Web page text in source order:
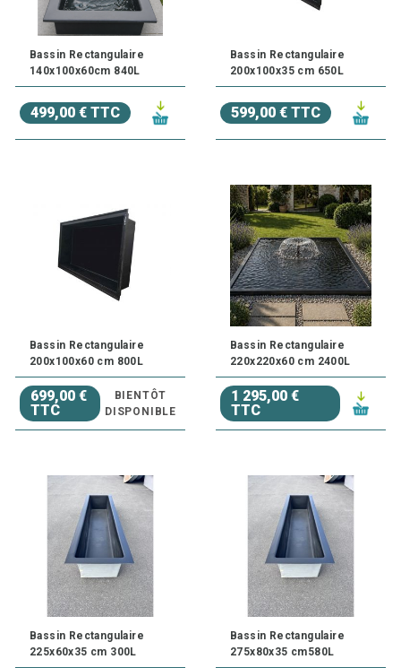
Bassin Rectangulaire
140x100x60cm 840L
499,00 € TTC
Bassin Rectangulaire
200x100x35 cm 650L
599,00 € TTC
Bassin Rectangulaire
200x100x60 cm 800L
699,00 €
TTC
BIENTÔT
DISPONIBLE
Bassin Rectangulaire
220x220x60 cm 2400L
1 295,00 €
TTC
Bassin Rectangulaire
225x60x35 cm 300L
Bassin Rectangulaire
275x80x35 cm580L